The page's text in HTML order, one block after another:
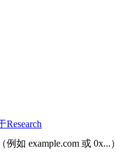
Research
如 example.com 或 0x...）